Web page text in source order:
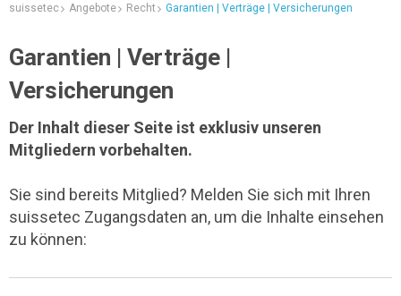
suissetec Angebote Recht Garantien | Verträge | Versicherungen
Garantien | Verträge |
Versicherungen
Der Inhalt dieser Seite ist exklusiv unseren
Mitgliedern vorbehalten.
Sie sind bereits Mitglied? Melden Sie sich mit Ihren
suissetec Zugangsdaten an, um die Inhalte einsehen
zu können: